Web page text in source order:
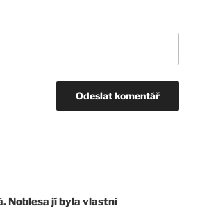
Noblesa jí byla vlastní